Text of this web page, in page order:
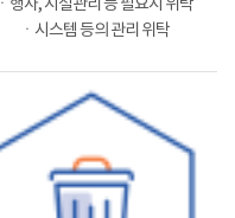
ㆍ행사, 시설관리 등 필요시 위탁
ㆍ시스템 등의 관리 위탁